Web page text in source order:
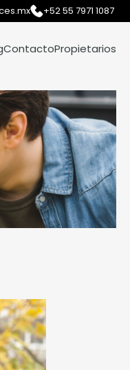
+52 55 7971 1087
ContactoPropietarios